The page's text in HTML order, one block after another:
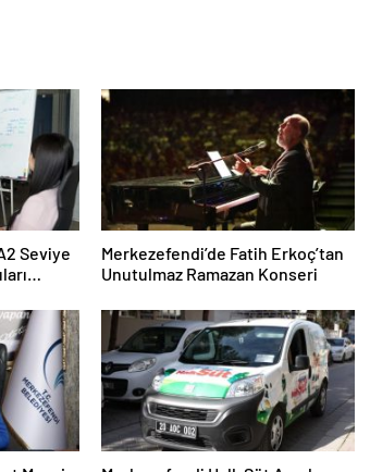
Seviye
Merkezefendi’de Fatih Erkoç’tan
Unutulmaz Ramazan Konseri